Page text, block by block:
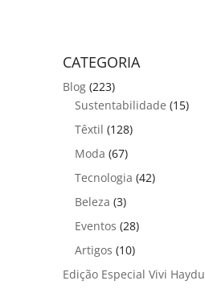
CATEGORIA
Blog (223)
Sustentabilidade (15)
Têxtil (128)
Moda (67)
Tecnologia (42)
Beleza (3)
Eventos (28)
Artigos (10)
Edição Especial Vivi Haydu